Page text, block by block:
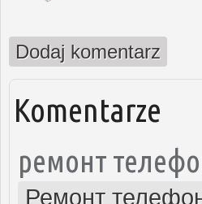
Dodaj komentarz
Komentarze
ремонт
Ремонт